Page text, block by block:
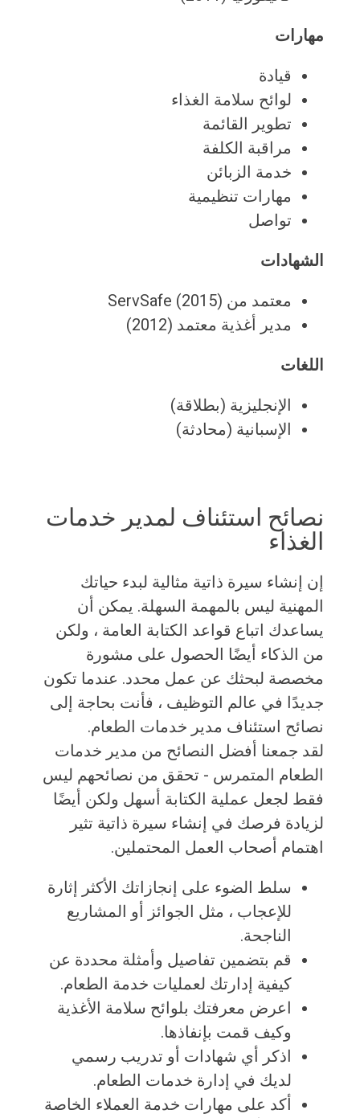
مهارات
قيادة
لوائح سلامة الغذاء
تطوير القائمة
مراقبة الكلفة
خدمة الزبائن
مهارات تنظيمية
تواصل
الشهادات
معتمد من ServSafe (2015)
مدير أغذية معتمد (2012)
اللغات
الإنجليزية (بطلاقة)
الإسبانية (محادثة)
نصائح استئناف لمدير خدمات
الغذاء
إن إنشاء سيرة ذاتية مثالية لبدء حياتك
المهنية ليس بالمهمة السهلة. يمكن أن
يساعدك اتباع قواعد الكتابة العامة ، ولكن
من الذكاء أيضًا الحصول على مشورة
مخصصة لبحثك عن عمل محدد. عندما تكون
جديدًا في عالم التوظيف ، فأنت بحاجة إلى
نصائح استئناف مدير خدمات الطعام.
لقد جمعنا أفضل النصائح من مدير خدمات
الطعام المتمرس - تحقق من نصائحهم ليس
فقط لجعل عملية الكتابة أسهل ولكن أيضًا
لزيادة فرصك في إنشاء سيرة ذاتية تثير
اهتمام أصحاب العمل المحتملين.
سلط الضوء على إنجازاتك الأكثر إثارة
للإعجاب ، مثل الجوائز أو المشاريع
الناجحة.
قم بتضمين تفاصيل وأمثلة محددة عن
كيفية إدارتك لعمليات خدمة الطعام.
اعرض معرفتك بلوائح سلامة الأغذية
وكيف قمت بإنفاذها.
اذكر أي شهادات أو تدريب رسمي
لديك في إدارة خدمات الطعام.
أكد على مهارات خدمة العملاء الخاصة